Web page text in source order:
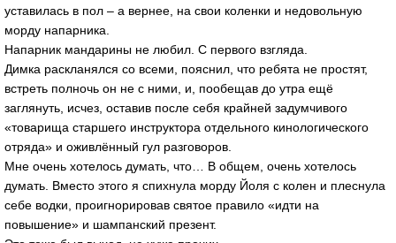
уставилась в пол – а вернее, на свои коленки и недовольную
морду напарника.
Напарник мандарины не любил. С первого взгляда.
Димка раскланялся со всеми, пояснил, что ребята не простят,
встреть полночь он не с ними, и, пообещав до утра ещё
заглянуть, исчез, оставив после себя крайней задумчивого
«товарища старшего инструктора отдельного кинологического
отряда» и оживлённый гул разговоров.
Мне очень хотелось думать, что… В общем, очень хотелось
думать. Вместо этого я спихнула морду Йоля с колен и плеснула
себе водки, проигнорировав святое правило «идти на
повышение» и шампанский презент.